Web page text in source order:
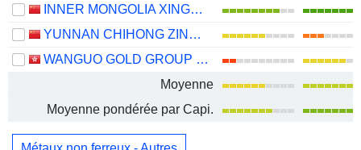
INNER MONGOLIA XINGYE SILVER & TIN MINING CO., LTD
YUNNAN CHIHONG ZINC & GERMANIUM CO., LTD.
WANGUO GOLD GROUP LIMITED
Moyenne
Moyenne pondérée par Capi.